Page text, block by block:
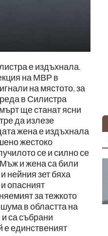
е издъхнала.
на МВР в
на мястото, за
в Силистра
ще станат ясни
да излезе
жена е издъхнала
жестоко
се и силно се
Мъж и жена са били
нейния зет бяха
опасният
за тежкото
в областта на
са събрани
е единственият